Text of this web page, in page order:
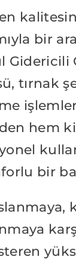
bir
Gidericili
tırnak
hem
bir